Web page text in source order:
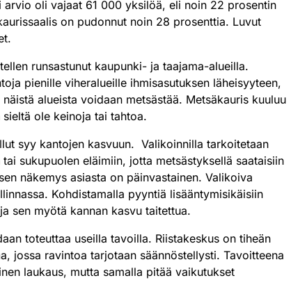
oli vajaat 61 000 yksilöä, eli noin 22 prosentin
on pudonnut noin 28 prosenttia. Luvut
runsastunut kaupunki- ja taajama-alueilla.
pienille viheralueille ihmisasutuksen läheisyyteen,
alueista voidaan metsästää. Metsäkauris kuuluu
ole keinoja tai tahtoa.
syy kantojen kasvuun. Valikoinnilla tarkoitetaan
sukupuolen eläimiin, jotta metsästyksellä saataisiin
näkemys asiasta on päinvastainen. Valikoiva
Kohdistamalla pyyntiä lisääntymisikäisiin
sen myötä kannan kasvu taitettua.
toteuttaa useilla tavoilla. Riistakeskus on tiheän
jossa ravintoa tarjotaan säännöstellysti. Tavoitteena
laukaus, mutta samalla pitää vaikutukset